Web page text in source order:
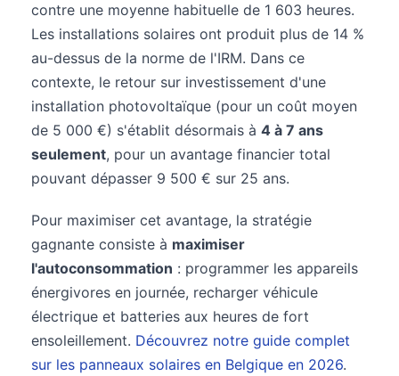
contre une moyenne habituelle de 1 603 heures.
Les installations solaires ont produit plus de 14 %
au-dessus de la norme de l'IRM. Dans ce
contexte, le retour sur investissement d'une
installation photovoltaïque (pour un coût moyen
de 5 000 €) s'établit désormais à 4 à 7 ans
seulement, pour un avantage financier total
pouvant dépasser 9 500 € sur 25 ans.
Pour maximiser cet avantage, la stratégie
gagnante consiste à maximiser
l'autoconsommation : programmer les appareils
énergivores en journée, recharger véhicule
électrique et batteries aux heures de fort
ensoleillement. Découvrez notre guide complet
sur les panneaux solaires en Belgique en 2026.